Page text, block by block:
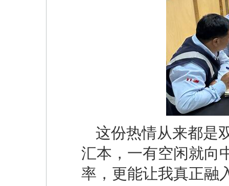
这份热情从来都是
汇本，一有空闲就向
率，更能让我真正融